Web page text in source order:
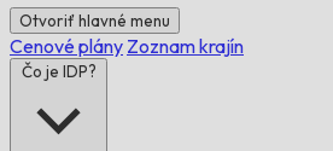
Otvoriť hlavné menu
Cenové plány Zoznam krajín
Čo je IDP?